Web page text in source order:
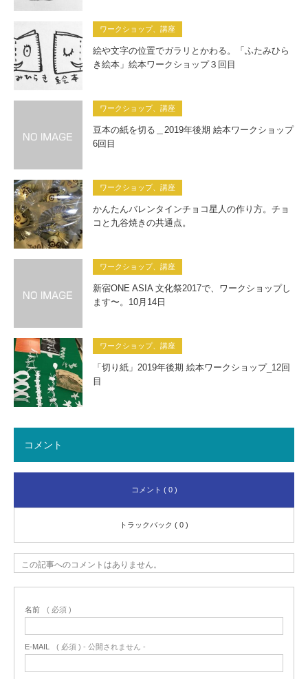
ワークショップ、講座
絵や文字の位置でガラリとかわる。「ふたみひら
き絵本」絵本ワークショップ３回目
ワークショップ、講座
豆本の紙を切る＿2019年後期 絵本ワークショップ
6回目
ワークショップ、講座
かんたんバレンタインチョコ星人の作り方。チョ
コと九谷焼きの共通点。
ワークショップ、講座
新宿ONE ASIA 文化祭2017で、ワークショップし
ます〜。10月14日
ワークショップ、講座
「切り紙」2019年後期 絵本ワークショップ_12回
目
コメント
コメント ( 0 )
トラックバック ( 0 )
この記事へのコメントはありません。
名前 ( 必須 )
E-MAIL ( 必須 ) - 公開されません -